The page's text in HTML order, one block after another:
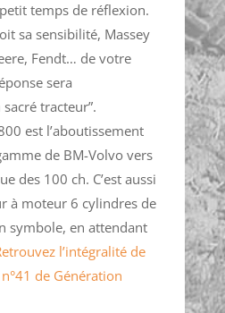
temps de réflexion.
sa sensibilité, Massey
Fendt… de votre
sera
tracteur”.
est l’aboutissement
de BM-Volvo vers
des 100 ch. C’est aussi
à moteur 6 cylindres de
symbole, en attendant
l’intégralité de
de Génération